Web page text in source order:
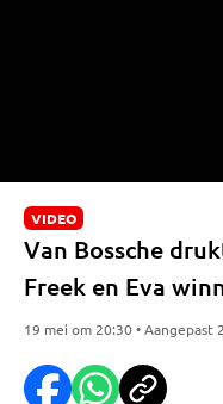
VIDEO
Van Bossche
Freek en Eva
19 mei om 20:30 • Aangepast